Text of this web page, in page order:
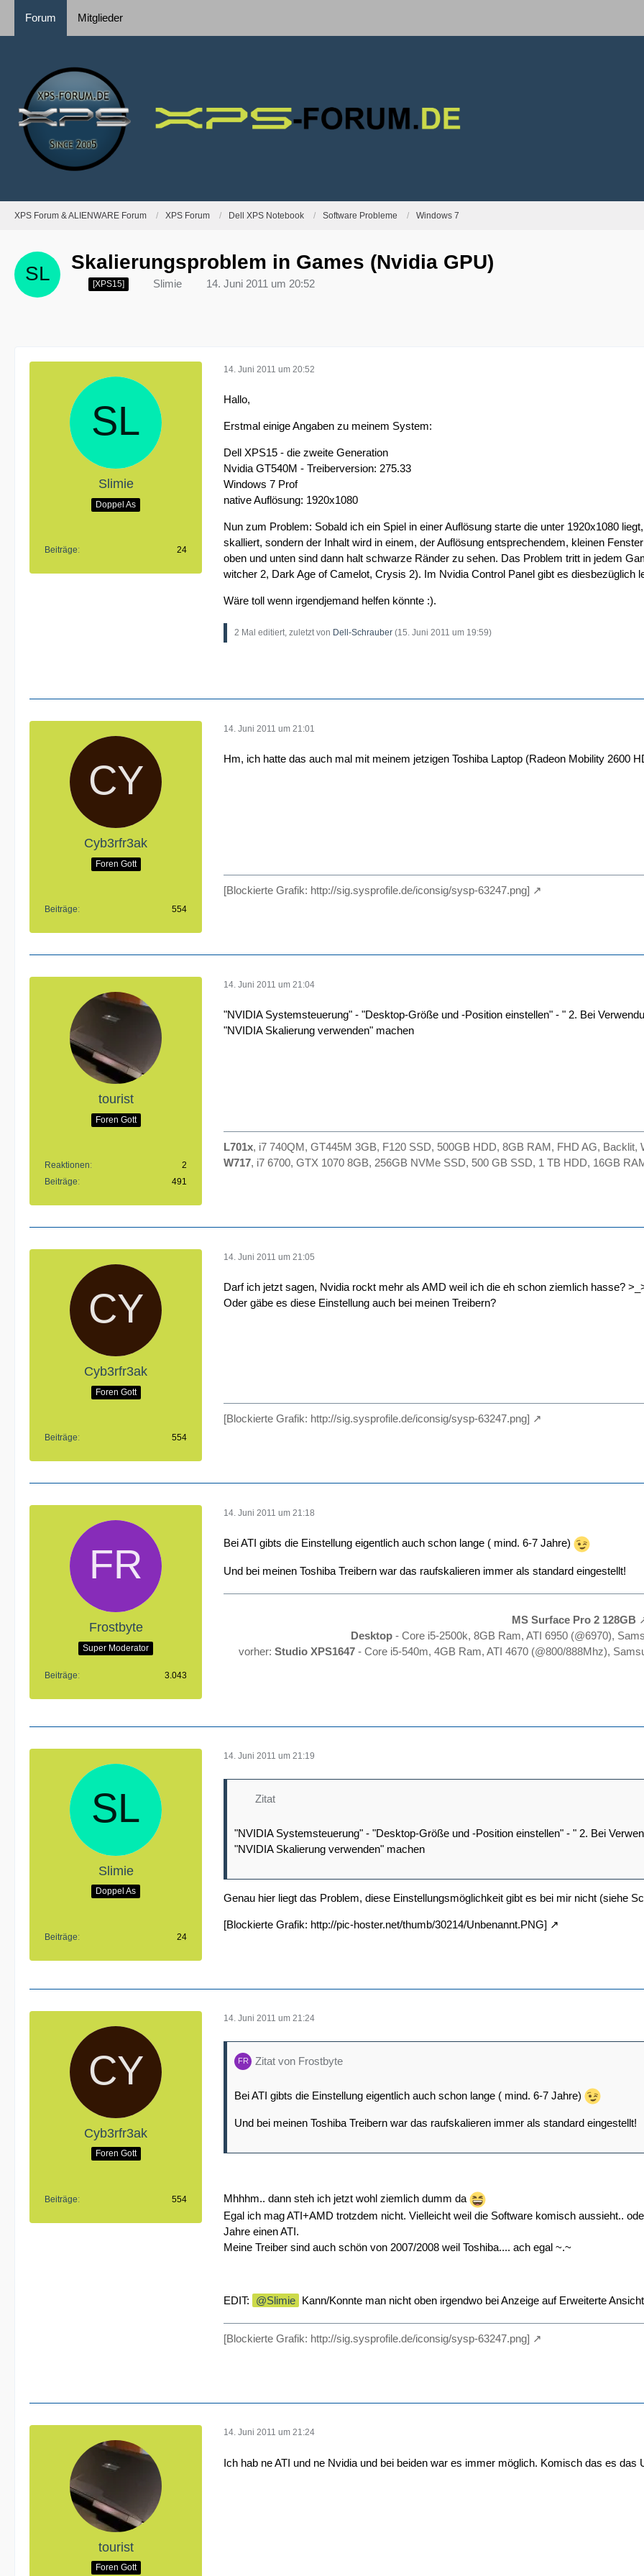
Forum Mitglieder
XPS Forum & ALIENWARE Forum XPS Forum Dell XPS Notebook Software Probleme Windows 7
Skalierungsproblem in Games (Nvidia GPU)
[XPS15] Slimie 14. Juni 2011 um 20:52
Slimie
Doppel As
Beiträge 24
14. Juni 2011 um 20:52
Hallo,
Erstmal einige Angaben zu meinem System:
Dell XPS15 - die zweite Generation
Nvidia GT540M - Treiberversion: 275.33
Windows 7 Prof
native Auflösung: 1920x1080
Nun zum Problem: Sobald ich ein Spiel in einer Auflösung starte die unter 1920x1080
skalliert, sondern der Inhalt wird in einem, der Auflösung entsprechendem, kleinen
oben und unten sind dann halt schwarze Ränder zu sehen. Das Problem tritt in jedem
witcher 2, Dark Age of Camelot, Crysis 2). Im Nvidia Control Panel gibt es diesbezüglich
Wäre toll wenn irgendjemand helfen könnte :).
2 Mal editiert, zuletzt von Dell-Schrauber (15. Juni 2011 um 19:59)
Cyb3rfr3ak
Foren Gott
Beiträge 554
14. Juni 2011 um 21:01
Hm, ich hatte das auch mal mit meinem jetzigen Toshiba Laptop (Radeon Mobility 2600
[Blockierte Grafik: http://sig.sysprofile.de/iconsig/sysp-63247.png]
tourist
Foren Gott
Reaktionen
2
Beiträge
491
14. Juni 2011 um 21:04
"NVIDIA Systemsteuerung" - "Desktop-Größe und -Position einstellen" - " 2. Bei
"NVIDIA Skalierung verwenden" machen
L701x, i7 740QM, GT445M 3GB, F120 SSD, 500GB HDD, 8GB RAM, FHD AG, Backlit,
W717, i7 6700, GTX 1070 8GB, 256GB NVMe SSD, 500 GB SSD, 1 TB HDD, 16GB
Cyb3rfr3ak
Foren Gott
Beiträge 554
14. Juni 2011 um 21:05
Darf ich jetzt sagen, Nvidia rockt mehr als AMD weil ich die eh schon ziemlich hasse?
Oder gäbe es diese Einstellung auch bei meinen Treibern?
[Blockierte Grafik: http://sig.sysprofile.de/iconsig/sysp-63247.png]
Frostbyte
Super Moderator
Beiträge 3.043
14. Juni 2011 um 21:18
Bei ATI gibts die Einstellung eigentlich auch schon lange ( mind. 6-7 Jahre)
Und bei meinen Toshiba Treibern war das raufskalieren immer als standard eingestellt!
MS Surface Pro 2 128GB
Desktop - Core i5-2500k, 8GB Ram, ATI 6950 (@6970),
vorher: Studio XPS1647- Core i5-540m, 4GB Ram, ATI 4670 (@800/888Mhz),
Slimie
Doppel As
Beiträge 24
14. Juni 2011 um 21:19
Zitat
"NVIDIA Systemsteuerung" - "Desktop-Größe und -Position einstellen" - " 2. Bei
"NVIDIA Skalierung verwenden" machen
Genau hier liegt das Problem, diese Einstellungsmöglichkeit gibt es bei mir nicht (siehe
[Blockierte Grafik: http://pic-hoster.net/thumb/30214/Unbenannt.PNG]
Cyb3rfr3ak
Foren Gott
Beiträge 554
14. Juni 2011 um 21:24
Zitat von Frostbyte
Bei ATI gibts die Einstellung eigentlich auch schon lange ( mind. 6-7 Jahre)
Und bei meinen Toshiba Treibern war das raufskalieren immer als standard eingestellt!
Mhhhm.. dann steh ich jetzt wohl ziemlich dumm da
Egal ich mag ATI+AMD trotzdem nicht. Vielleicht weil die Software komisch aussieht..
Jahre einen ATI.
Meine Treiber sind auch schön von 2007/2008 weil Toshiba.... ach egal ~.~
EDIT: Slimie Kann/Konnte man nicht oben irgendwo bei Anzeige auf Erweiterte
[Blockierte Grafik: http://sig.sysprofile.de/iconsig/sysp-63247.png]
tourist
Foren Gott
14. Juni 2011 um 21:24
Ich hab ne ATI und ne Nvidia und bei beiden war es immer möglich. Komisch das es das